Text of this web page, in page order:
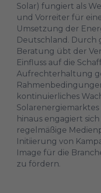
Solar) fungiert als
und Vorreiter für
Umsetzung der
Deutschland. Durch
Beratung übt der
Einfluss auf die
Aufrechterhaltung
kontinuierliches
hinaus engagiert
regelmäßige
Initiierung von
Image für die
zu fördern.